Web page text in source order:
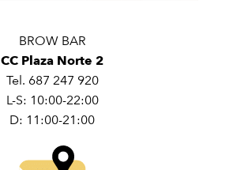
BROW BAR
CC Plaza Norte 2
Tel. 687 247 920
L-S: 10:00-22:00
D: 11:00-21:00